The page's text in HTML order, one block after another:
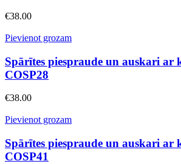
€38.00
Pievienot grozam
Spārītes piespraude un auskari ar
COSP28
€38.00
Pievienot grozam
Spārītes piespraude un auskari ar
COSP41